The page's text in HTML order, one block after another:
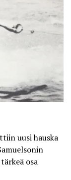
uusi hauska
osa